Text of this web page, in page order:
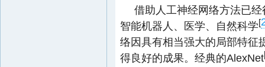
借助人工神经网络方法已
智能机器人、医学、自然科学[
络因具有相当强大的局部特征
得良好的成果。经典的AlexNet